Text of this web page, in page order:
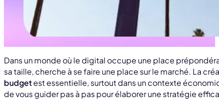
Dans un monde où le digital occupe une place
sa taille, cherche à se faire une place sur le marché. La
budgetest essentielle, surtout dans un contexte
de vous guider pas à pas pour élaborer une stratégie